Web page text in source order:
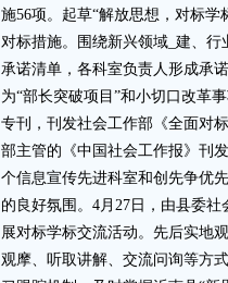
施56项。起草“解放思想，对标
对标措施。围绕新兴领域_建、
承诺清单，各科室负责人形成承
为“部长突破项目”和小切口改革
专刊，刊发社会工作部《全面对
部主管的《中国社会工作报》刊
个信息宣传先进科室和创先争优
的良好氛围。4月27日，由县委
展对标学标交流活动。先后实地
观摩、听取讲解、交流问询等方